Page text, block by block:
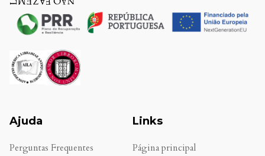
Ajuda
Perguntas Frequentes
Links
Página principal